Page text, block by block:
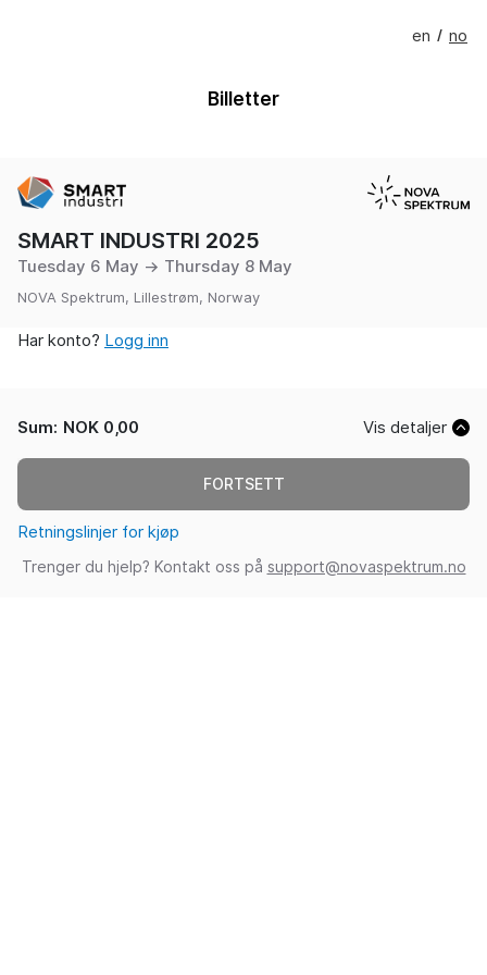
en / no
Billetter
SMART INDUSTRI 2025
Tuesday 6 May → Thursday 8 May
NOVA Spektrum, Lillestrøm, Norway
Har konto? Logg inn
Sum: NOK 0,00 Vis detaljer
FORTSETT
Retningslinjer for kjøp
Trenger du hjelp? Kontakt oss på support@novaspektrum.no